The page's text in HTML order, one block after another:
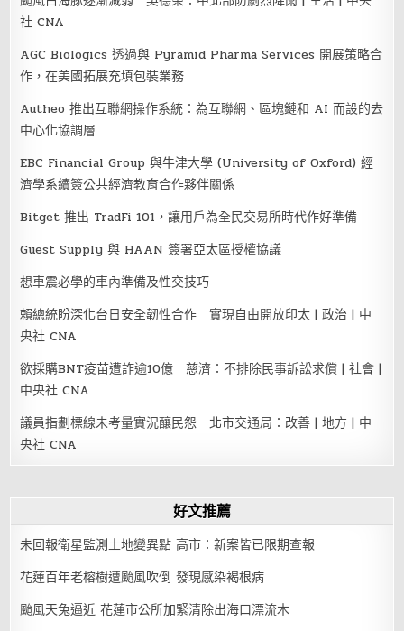
社 CNA
AGC Biologics 透過與 Pyramid Pharma Services 開展策略合
作，在美國拓展充填包裝業務
Autheo 推出互聯網操作系統：為互聯網、區塊鏈和 AI 而設的去
中心化協調層
EBC Financial Group 與牛津大學 (University of Oxford) 經
濟學系續簽公共經濟教育合作夥伴關係
Bitget 推出 TradFi 101，讓用戶為全民交易所時代作好準備
Guest Supply 與 HAAN 簽署亞太區授權協議
想車震必學的車內準備及性交技巧
賴總統盼深化台日安全韌性合作 實現自由開放印太 | 政治 | 中
央社 CNA
欲採購BNT疫苗遭詐逾10億 慈濟：不排除民事訴訟求償 | 社會 |
中央社 CNA
議員指劃標線未考量實況釀民怨 北市交通局：改善 | 地方 | 中
央社 CNA
好文推薦
未回報衛星監測土地變異點 高市：新案皆已限期查報
花蓮百年老榕樹遭颱風吹倒 發現感染褐根病
颱風天兔逼近 花蓮市公所加緊清除出海口漂流木